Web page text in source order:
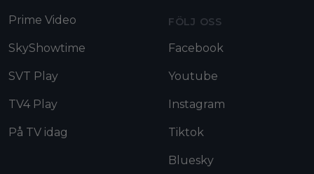
Prime Video
SkyShowtime
SVT Play
TV4 Play
På TV idag
FÖLJ OSS
Facebook
Youtube
Instagram
Tiktok
Bluesky